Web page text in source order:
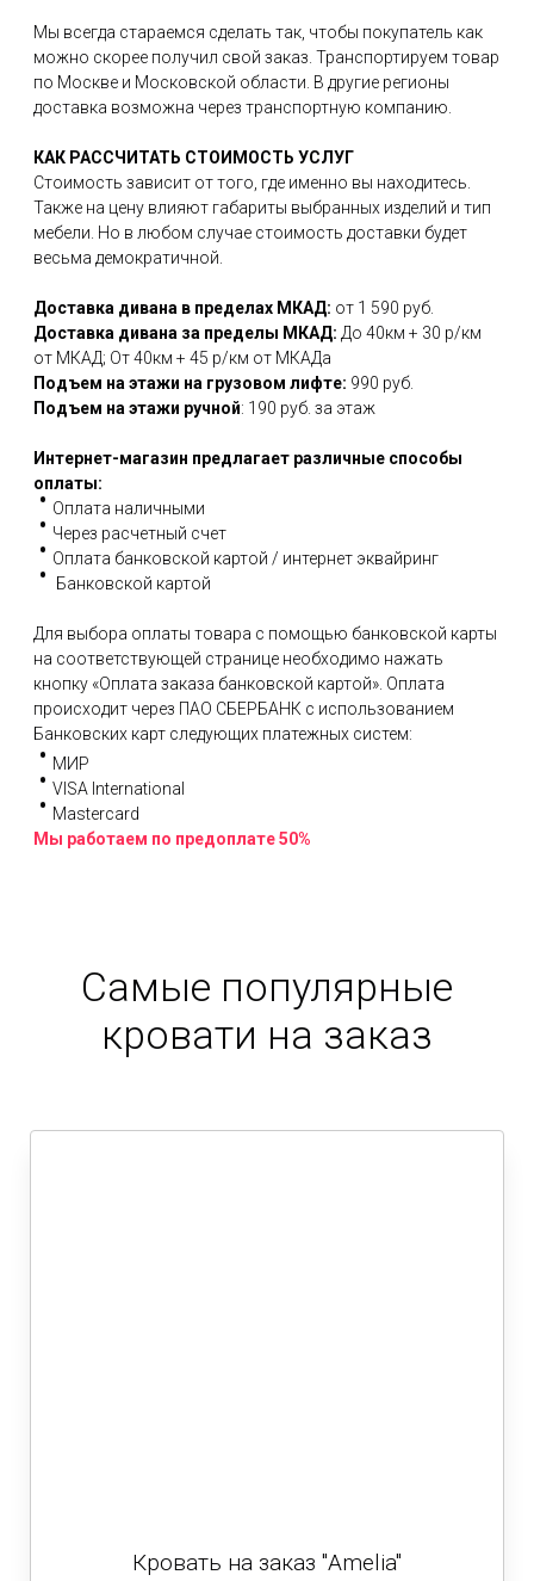
Мы всегда стараемся сделать так, чтобы покупатель как
можно скорее получил свой заказ. Транспортируем товар
по Москве и Московской области. В другие регионы
доставка возможна через транспортную компанию.
КАК РАССЧИТАТЬ СТОИМОСТЬ УСЛУГ
Стоимость зависит от того, где именно вы находитесь.
Также на цену влияют габариты выбранных изделий и тип
мебели. Но в любом случае стоимость доставки будет
весьма демократичной.
Доставка дивана в пределах МКАД: от 1 590 руб.
Доставка дивана за пределы МКАД: До 40км + 30 р/км
от МКАД; От 40км + 45 р/км от МКАДа
Подъем на этажи на грузовом лифте: 990 руб.
Подъем на этажи ручной: 190 руб. за этаж
Интернет-магазин предлагает различные способы
оплаты:
Оплата наличными
Через расчетный счет
Оплата банковской картой / интернет эквайринг
Банковской картой
Для выбора оплаты товара с помощью банковской карты
на соответствующей странице необходимо нажать
кнопку «Оплата заказа банковской картой». Оплата
происходит через ПАО СБЕРБАНК с использованием
Банковских карт следующих платежных систем:
МИР
VISA International
Mastercard
Мы работаем по предоплате 50%
Самые популярные
кровати на заказ
Кровать на заказ "Amelia"